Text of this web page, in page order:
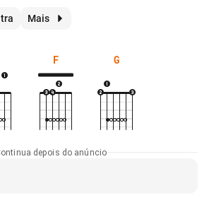
Mais
F G
depois do anúncio